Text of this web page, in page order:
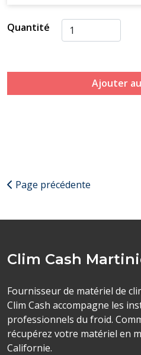
Quantité
Ajouter
Page précédente
Clim Cash
Fournisseur de matériel de
Clim Cash accompagne les
professionnels du froid.
récupérez votre matériel en
Californie.